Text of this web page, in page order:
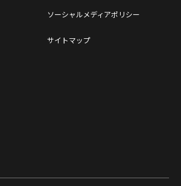
ソーシャルメディアポリシー
サイトマップ